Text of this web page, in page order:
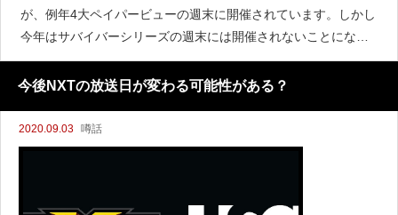
が、例年4大ペイパービューの週末に開催されています。しかし
今年はサバイバーシリーズの週末には開催されないことになる
ようです。『PWInsider』によると、WWEは次回NXTテイクオ
ーバーを10月4日(日)に予定しており、サバイ
今後NXTの放送日が変わる可能性がある？
2020.09.03 噂話